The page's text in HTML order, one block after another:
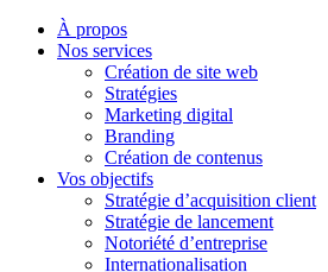
À propos
Nos services
Création de site web
Stratégies
Marketing digital
Branding
Création de contenus
Vos objectifs
Stratégie d’acquisition client
Stratégie de lancement
Notoriété d’entreprise
Internationalisation